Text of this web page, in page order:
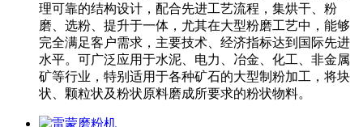
理可靠的结构设计，配合先进工艺流程，集烘干、粉
磨、选粉、提升于一体，尤其在大型粉磨工艺中，能够
完全满足客户需求，主要技术、经济指标达到国际先进
水平。可广泛应用于水泥、电力、冶金、化工、非金属
矿等行业，特别适用于各种矿石的大型制粉加工，将块
状、颗粒状及粉状原料磨成所要求的粉状物料。